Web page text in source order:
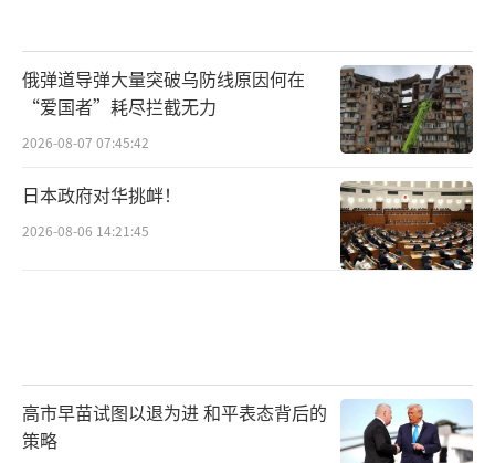
俄弹道导弹大量突破乌防线原因何在
“爱国者”耗尽拦截无力
2026-08-07 07:45:42
日本政府对华挑衅！
2026-08-06 14:21:45
高市早苗试图以退为进 和平表态背后的
策略